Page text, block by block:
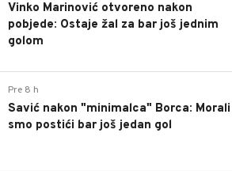
Vinko Marinović otvoreno nakon
pobjede: Ostaje žal za bar još jednim
golom
Pre 8 h
Savić nakon "minimalca" Borca: Morali
smo postići bar još jedan gol